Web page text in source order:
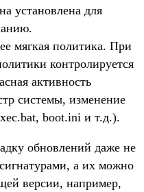
установлена для
мягкая политика. При
контролируется
активность
системы, изменение
boot.ini и т.д.).
обновлений даже не
а их можно
версии, например,